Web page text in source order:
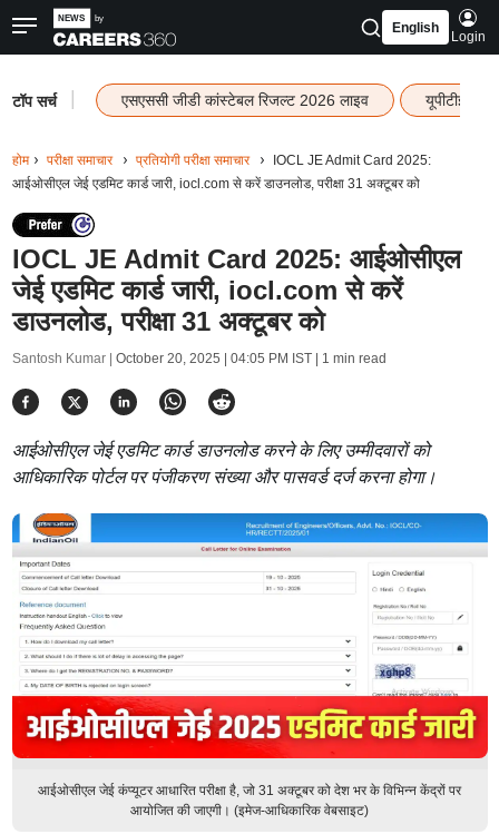
English
Login
टॉप सर्च एसएससी जीडी कांस्टेबल रिजल्ट 2026 लाइव यूपीटीईटी
होम परीक्षा समाचार प्रतियोगी परीक्षा समाचार
IOCL JE Admit Card 2025:
आईओसीएल जेई एडमिट कार्ड जारी, iocl.com से करें डाउनलोड, परीक्षा 31 अक्टूबर को
IOCL JE Admit Card 2025: आईओसीएल
जेई एडमिट कार्ड जारी, iocl.com से करें
डाउनलोड, परीक्षा 31 अक्टूबर को
Santosh Kumar | October 20, 2025 | 04:05 PM IST| 1 min read
आईओसीएल जेई एडमिट कार्ड डाउनलोड करने के लिए उम्मीदवारों को
आधिकारिक पोर्टल पर पंजीकरण संख्या और पासवर्ड दर्ज करना होगा।
आईओसीएल जेई कंप्यूटर आधारित परीक्षा है, जो 31 अक्टूबर को देश भर के विभिन्न केंद्रों पर
आयोजित की जाएगी। (इमेज-आधिकारिक वेबसाइट)